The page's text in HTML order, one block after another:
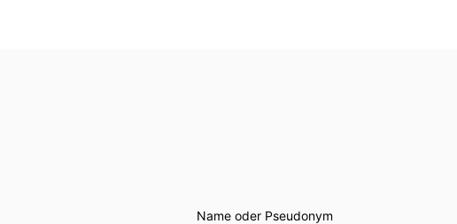
Name oder Pseudonym